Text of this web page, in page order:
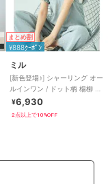
まとめ割
¥888ｸｰﾎﾟﾝ
ミル
[新色登場♪] シャーリング オー
ルインワン / ドット柄 楊柳 ギ
ンガム 【mil(ミル)】
¥6,930
2点以上で10%OFF